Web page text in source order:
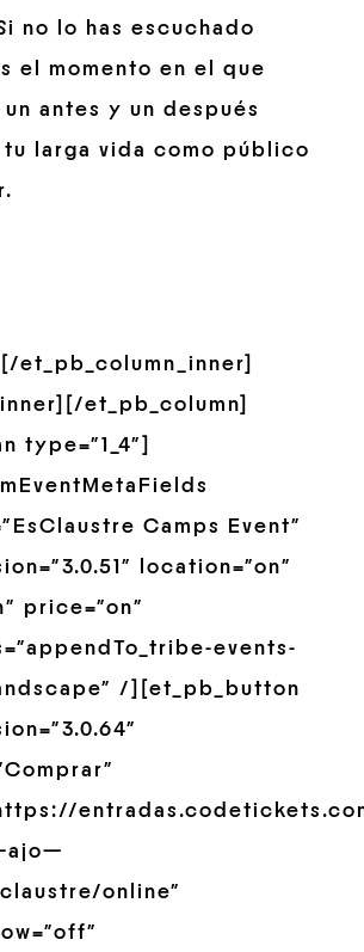
no lo has escuchado
el momento en el que
antes y un después
larga vida como público
et_pb_column_inner]
et_pb_column]
type=”1_4″]
Camps Event”
location=”on”
price=”on”
events-
/][et_pb_button
online”